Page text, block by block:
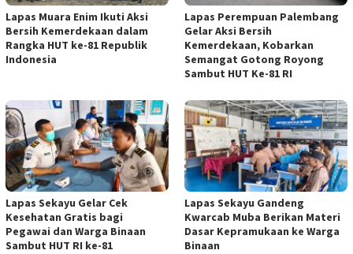
Lapas Muara Enim Ikuti Aksi
Bersih Kemerdekaan dalam
Rangka HUT ke-81 Republik
Indonesia
Lapas Perempuan Palembang
Gelar Aksi Bersih
Kemerdekaan, Kobarkan
Semangat Gotong Royong
Sambut HUT Ke-81 RI
Lapas Sekayu Gelar Cek
Kesehatan Gratis bagi
Pegawai dan Warga Binaan
Sambut HUT RI ke-81
Lapas Sekayu Gandeng
Kwarcab Muba Berikan Materi
Dasar Kepramukaan ke Warga
Binaan